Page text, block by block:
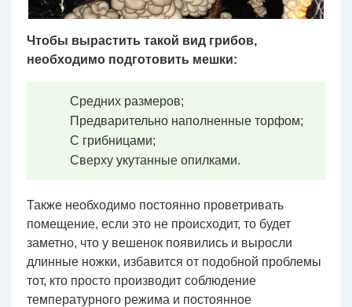
Чтобы вырастить такой вид грибов,
необходимо подготовить мешки:
Средних размеров;
Предварительно наполненные торфом;
С грибницами;
Сверху укутанные опилками.
Также необходимо постоянно проветривать
помещение, если это не происходит, то будет
заметно, что у вешенок появились и выросли
длинные ножки, избавится от подобной проблемы
тот, кто просто производит соблюдение
температурного режима и постоянное